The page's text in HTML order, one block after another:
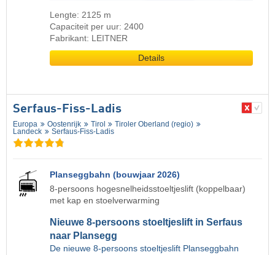
Lengte: 2125 m
Capaciteit per uur: 2400
Fabrikant: LEITNER
Details
Serfaus-Fiss-Ladis
Europa Oostenrijk Tirol
Tiroler Oberland (regio)
Landeck
Serfaus-Fiss-Ladis
Planseggbahn (bouwjaar 2026)
8-persoons hogesnelheidsstoeltjeslift (koppelbaar)
met kap en stoelverwarming
Nieuwe 8-persoons stoeltjeslift in Serfaus
naar Plansegg
De nieuwe 8-persoons stoeltjeslift Planseggbahn